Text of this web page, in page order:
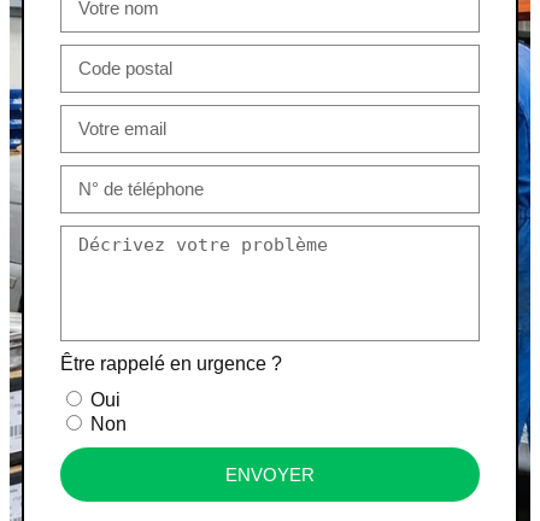
Être rappelé en urgence ?
Oui
Non
ENVOYER